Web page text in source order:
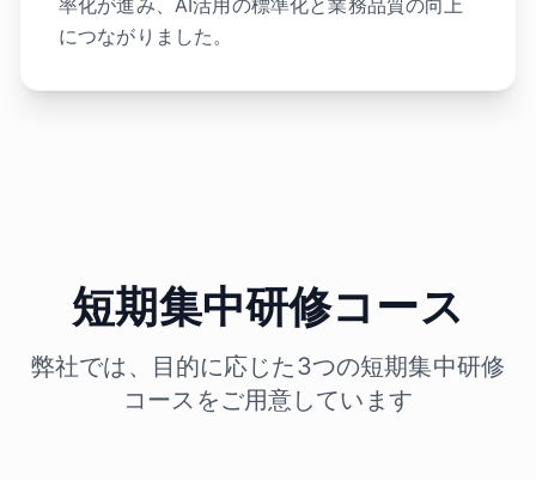
率化が進み、AI活用の標準化と業務品質の向上
につながりました。
短期集中研修コース
弊社では、目的に応じた3つの短期集中研修
コースをご用意しています